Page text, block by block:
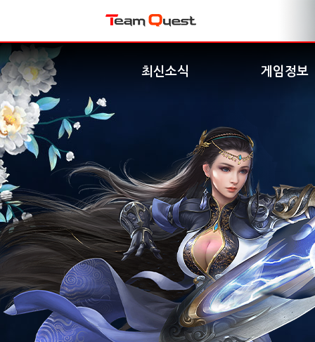
최신소식 게임정보